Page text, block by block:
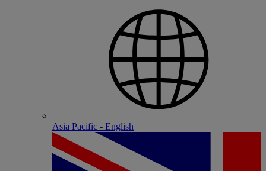
Asia Pacific - English